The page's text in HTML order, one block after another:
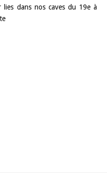
lies dans nos caves du 19e à